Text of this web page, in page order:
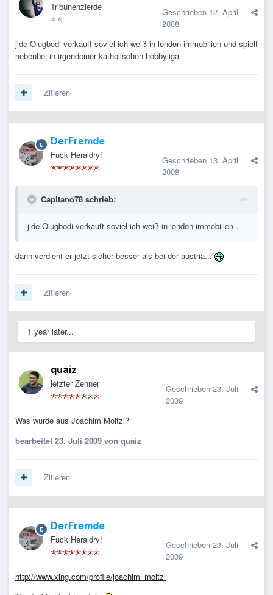
Tribünenzierde Geschrieben 12. April
2008
jide Olugbodi verkauft soviel ich weiß in london immobilien und spielt
nebenbei in irgendeiner katholischen hobbyliga.
Zitieren
DerFremde
Fuck Heraldry! Geschrieben 13. April
2008
Capitano78 schrieb:
jide Olugbodi verkauft soviel ich weiß in london immobilien .
dann verdient er jetzt sicher besser als bei der austria...
Zitieren
1 year later...
quaiz
letzter Zehner Geschrieben 23. Juli
2009
Was wurde aus Joachim Moitzi?
bearbeitet 23. Juli 2009 von quaiz
Zitieren
DerFremde
Fuck Heraldry! Geschrieben 23. Juli
2009
http://www.xing.com/profile/joachim_moitzi